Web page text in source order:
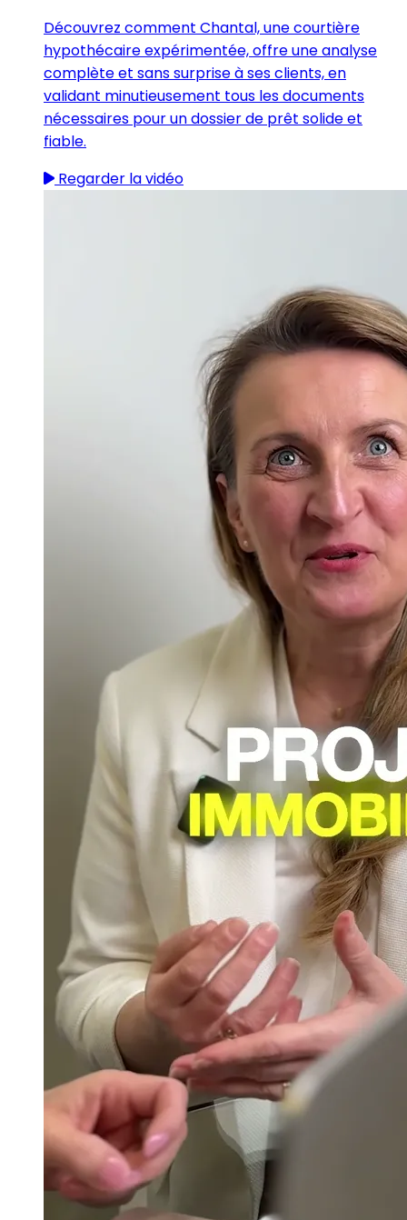
Découvrez comment Chantal, une courtière
hypothécaire expérimentée, offre une analyse
complète et sans surprise à ses clients, en
validant minutieusement tous les documents
nécessaires pour un dossier de prêt solide et
fiable.
Regarder la vidéo